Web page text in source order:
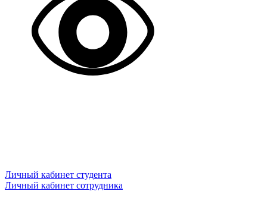
Личный кабинет студента
Личный кабинет сотрудника